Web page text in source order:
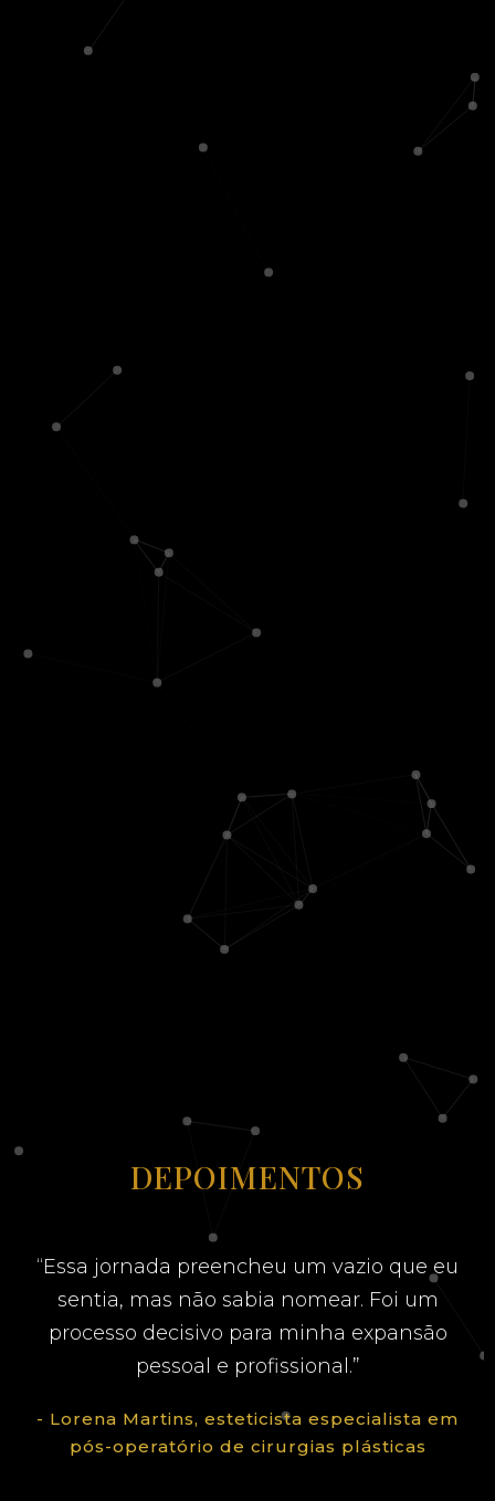
DEPOIMENTOS
“Essa jornada preencheu um vazio que eu
sentia, mas não sabia nomear. Foi um
processo decisivo para minha expansão
pessoal e profissional.”
- Lorena Martins, esteticista especialista em
pós-operatório de cirurgias plásticas